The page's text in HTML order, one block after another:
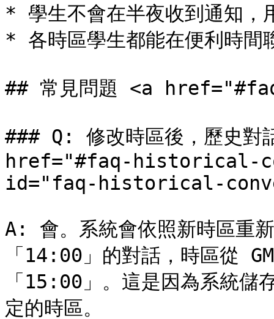
* 學生不會在半夜收到通知，
* 各時區學生都能在便利時間
## 常見問題 <a
### Q: 修改時區後，歷史對
href="#faq-historical-
id="faq-historical-
A: 會。系統會依照新時區重
「14:00」的對話，時區從
「15:00」。這是因為系統儲
定的時區。